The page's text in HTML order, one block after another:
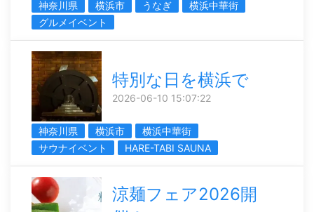
神奈川県 横浜市 うなぎ
横浜中華街
グルメイベント
特別な日を横浜で
2026-06-10 15:07:22
神奈川県 横浜市
横浜中華街
サウナイベント
HARE-TABI SAUNA
涼麺フェア2026開